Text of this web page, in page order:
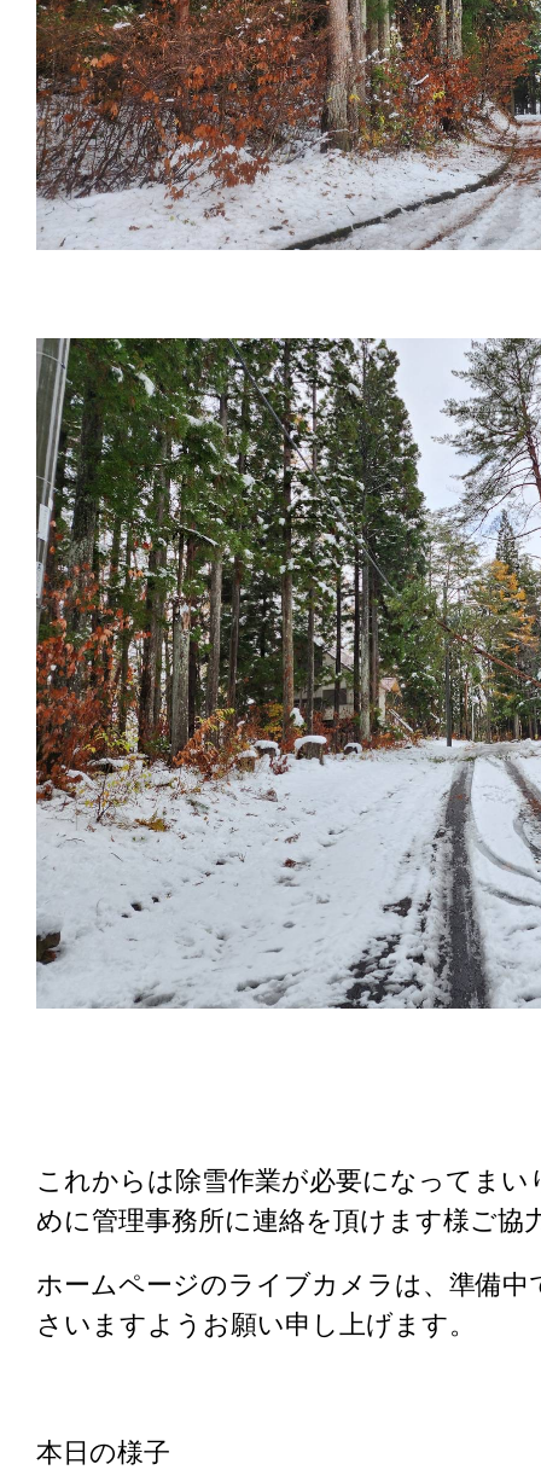
これからは除雪作業が必要になってま
めに管理事務所に連絡を頂けます様ご協
ホームページのライブカメラは、準備
さいますようお願い申し上げます。
本日の様子